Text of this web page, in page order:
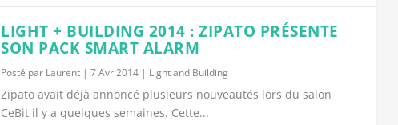
LIGHT + BUILDING 2014 : ZIPATO PRÉSENTE
SON PACK SMART ALARM
Posté par Laurent |7 Avr 2014 | Light and Building
Zipato avait déjà annoncé plusieurs nouveautés lors du salon
CeBit il y a quelques semaines. Cette...